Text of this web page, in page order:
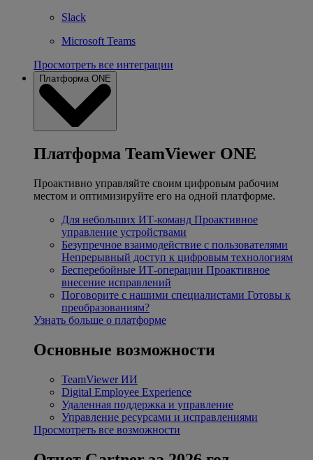
Slack
Microsoft Teams
Просмотреть все интеграции
Платформа ONE
Платформа TeamViewer ONE
Проактивно управляйте своим цифровым рабочим
местом и оптимизируйте его на одной платформе.
Для небольших ИТ-команд Проактивное
управление устройствами
Безупречное взаимодействие с пользователями
Непрерывный доступ к цифровым технологиям
Бесперебойные ИТ-операции Проактивное
внесение исправлений
Поговорите с нашими специалистами Готовы к
преобразованиям?
Узнать больше о платформе
Основные возможности
TeamViewer ИИ
Digital Employee Experience
Удаленная поддержка и управление
Управление ресурсами и исправлениями
Просмотреть все возможности